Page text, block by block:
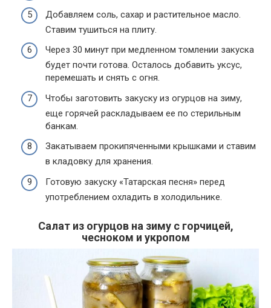
Добавляем соль, сахар и растительное масло.
Ставим тушиться на плиту.
Через 30 минут при медленном томлении закуска
будет почти готова. Осталось добавить уксус,
перемешать и снять с огня.
Чтобы заготовить закуску из огурцов на зиму,
еще горячей раскладываем ее по стерильным
банкам.
Закатываем прокипяченными крышками и ставим
в кладовку для хранения.
Готовую закуску «Татарская песня» перед
употреблением охладить в холодильнике.
Салат из огурцов на зиму с горчицей,
чесноком и укропом